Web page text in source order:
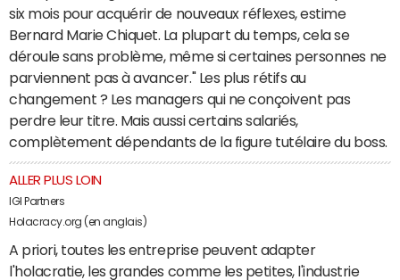
six mois pour acquérir de nouveaux réflexes, estime
Bernard Marie Chiquet. La plupart du temps, cela se
déroule sans problème, même si certaines personnes ne
parviennent pas à avancer." Les plus rétifs au
changement ? Les managers qui ne conçoivent pas
perdre leur titre. Mais aussi certains salariés,
complètement dépendants de la figure tutélaire du boss.
ALLER PLUS LOIN
IGI Partners
Holacracy.org (en anglais)
A priori, toutes les entreprise peuvent adapter
l'holacratie, les grandes comme les petites, l'industrie